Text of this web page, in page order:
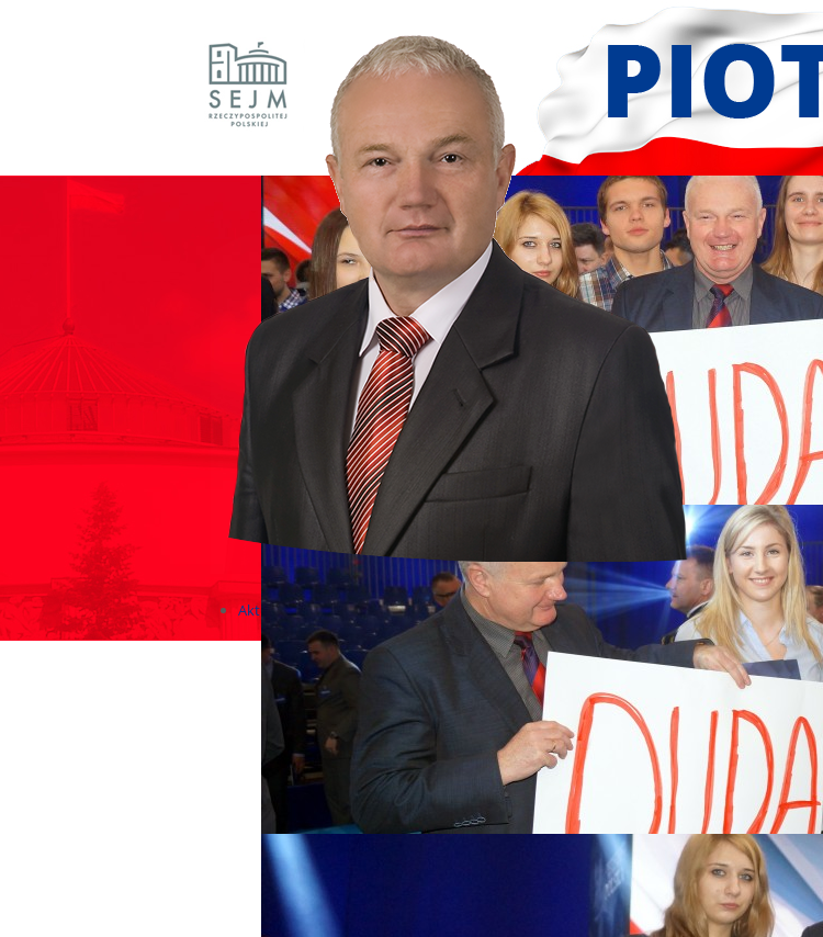
Aktualności
Zapowiedzi wydarzeń
KONKURSY 2020 - 2026
KOLONIE 2021 - 2026
Imprezy kulturalne - zaproszenia 2017
Różne
Konkursy 2017/2018
KONKURSY 2016/2017
KONKURSY 2015/2016
Konkursy 2014/2015
Wizyty w Parlamencie i Ministerstwach
Spotkania i debaty, PROTESTY, MARSZE
Debaty i spotkania 2017
Konkursy 2014
Różne
Praca w kampanii